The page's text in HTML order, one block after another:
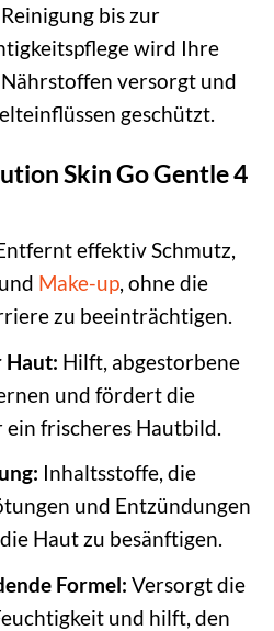
bis zur
wird Ihre
versorgt und
geschützt.
Skin Go Gentle 4
effektiv Schmutz,
Make-up, ohne die
zu beeinträchtigen.
Haut: Hilft, abgestorbene
und fördert die
frischeres Hautbild.
Inhaltsstoffe, die
und Entzündungen
Haut zu besänftigen.
Formel: Versorgt die
und hilft, den